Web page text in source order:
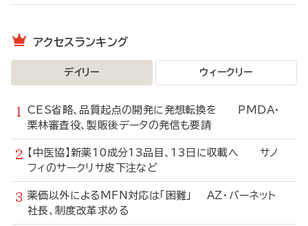
アクセスランキング
デイリー ウィークリー
CES省略、品質起点の開発に発想転換を PMDA・
栗林審査役、製販後データの発信も要請
【中医協】新薬10成分13品目、13日に収載へ サノ
フィのサークリサ皮下注など
薬価以外によるMFN対応は「困難」 AZ・バーネット
社長、制度改革求める